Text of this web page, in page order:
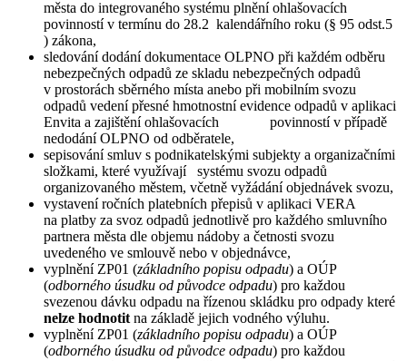
města do integrovaného systému plnění ohlašovacích
povinností v termínu do 28.2 kalendářního roku (§ 95 odst.5
) zákona,
sledování dodání dokumentace OLPNO při každém odběru
nebezpečných odpadů ze skladu nebezpečných odpadů
v prostorách sběrného místa anebo při mobilním svozu
odpadů vedení přesné hmotnostní evidence odpadů v aplikaci
Envita a zajištění ohlašovacích povinností v případě
nedodání OLPNO od odběratele,
sepisování smluv s podnikatelskými subjekty a organizačními
složkami, které využívají systému svozu odpadů
organizovaného městem, včetně vyžádání objednávek svozu,
vystavení ročních platebních přepisů v aplikaci VERA
na platby za svoz odpadů jednotlivě pro každého smluvního
partnera města dle objemu nádoby a četnosti svozu
uvedeného ve smlouvě nebo v objednávce,
vyplnění ZP01 (základního popisu odpadu) a OÚP
(odborného úsudku od původce odpadu) pro každou
svezenou dávku odpadu na řízenou skládku pro odpady které
nelze hodnotit na základě jejich vodného výluhu.
vyplnění ZP01 (základního popisu odpadu) a OÚP
(odborného úsudku od původce odpadu) pro každou